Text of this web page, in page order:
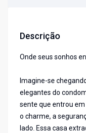
Descrição
Onde seus sonhos
Imagine-se
elegantes do
sente que entrou
o charme, a
lado. Essa casa